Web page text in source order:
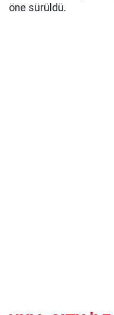
öne sürüldü.